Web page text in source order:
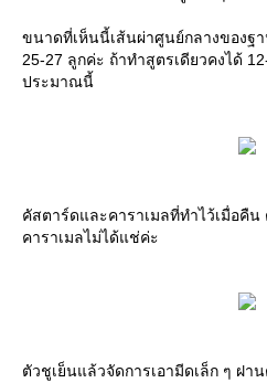
ขนาดที่เห็นนี้เส้นผ่าศูนย์กลางของฐ
25-27 ลูกค่ะ ถ้าทำสูตรเดียวคงได้
ประมาณนี้
คัสตาร์ดและคาราเมลที่ทำไว้เมื่อคื
คาราเมลไม่ได้แช่ค่ะ
ตัวชูเย็นแล้วจัดการเอามีดเล็ก ๆ ฝา